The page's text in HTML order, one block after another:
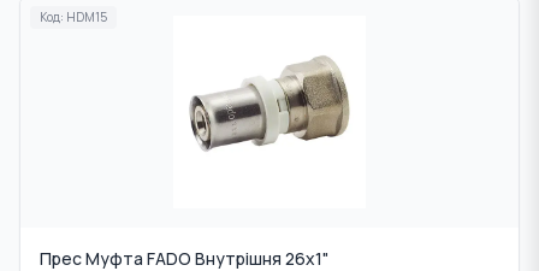
Код: HDM15
Прес Муфта FADO Внутрішня 26х1"